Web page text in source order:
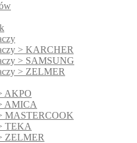
> KARCHER
> SAMSUNG
> ZELMER
AKPO
AMICA
MASTERCOOK
TEKA
ZELMER